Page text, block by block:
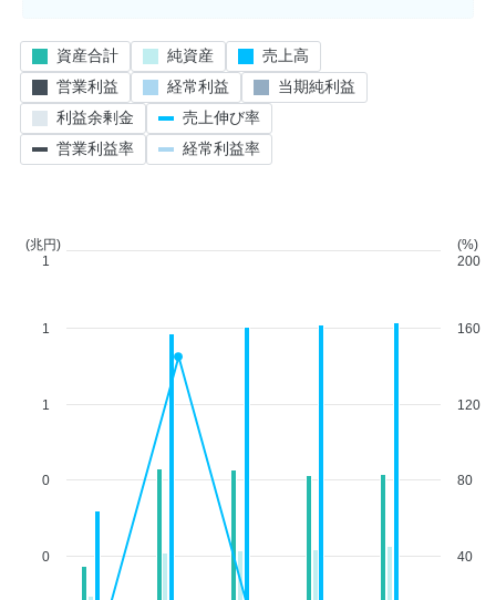
0
0
1
1
(兆円)
1
40
80
120
160
(%)
200
資産合計 純資産
売上高
営業利益
経常利益
当期純利益
利益余剰金
売上伸び率
営業利益率
経常利益率